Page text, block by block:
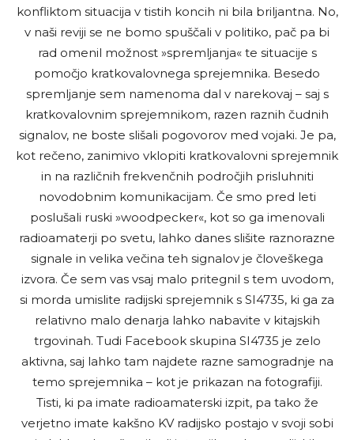
konfliktom situacija v tistih koncih ni bila briljantna. No,
v naši reviji se ne bomo spuščali v politiko, pač pa bi
rad omenil možnost »spremljanja« te situacije s
pomočjo kratkovalovnega sprejemnika. Besedo
spremljanje sem namenoma dal v narekovaj – saj s
kratkovalovnim sprejemnikom, razen raznih čudnih
signalov, ne boste slišali pogovorov med vojaki. Je pa,
kot rečeno, zanimivo vklopiti kratkovalovni sprejemnik
in na različnih frekvenčnih področjih prisluhniti
novodobnim komunikacijam. Če smo pred leti
poslušali ruski »woodpecker«, kot so ga imenovali
radioamaterji po svetu, lahko danes slišite raznorazne
signale in velika večina teh signalov je človeškega
izvora. Če sem vas vsaj malo pritegnil s tem uvodom,
si morda umislite radijski sprejemnik s SI4735, ki ga za
relativno malo denarja lahko nabavite v kitajskih
trgovinah. Tudi Facebook skupina SI4735 je zelo
aktivna, saj lahko tam najdete razne samogradnje na
temo sprejemnika – kot je prikazan na fotografiji.
Tisti, ki pa imate radioamaterski izpit, pa tako že
verjetno imate kakšno KV radijsko postajo v svoji sobi